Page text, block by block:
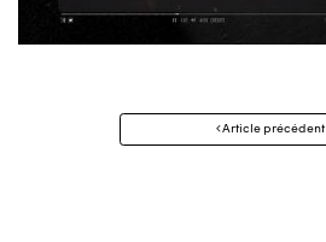
Navigation
Article précédent